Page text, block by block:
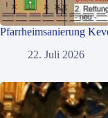
Pfarrheimsanierung
22. Juli 2026